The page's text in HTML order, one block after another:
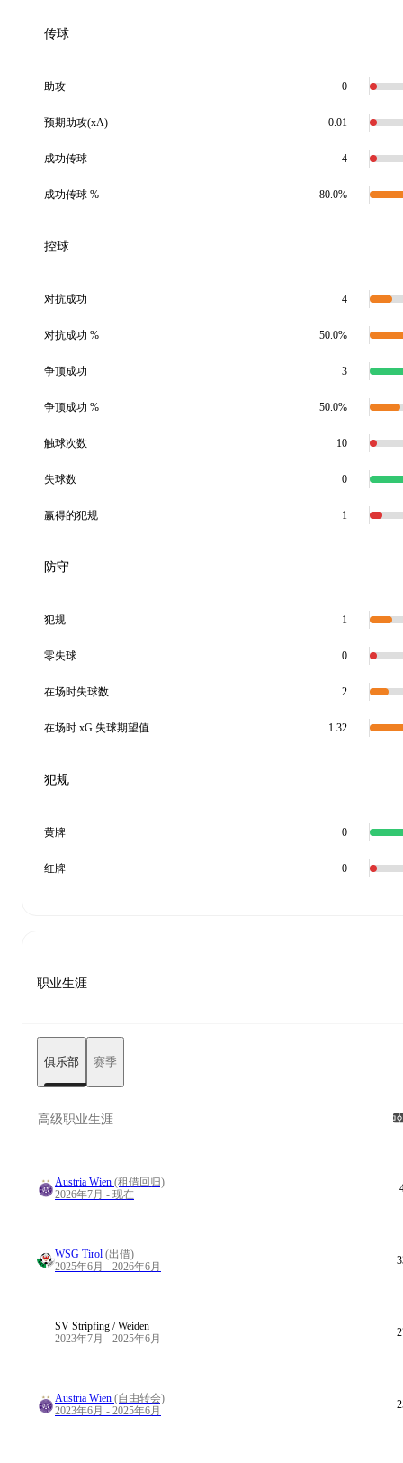
传球
助攻 0
预期助攻(xA) 0.01
成功传球 4
成功传球 % 80.0%
控球
对抗成功 4
对抗成功 % 50.0%
争顶成功 3
争顶成功 % 50.0%
触球次数 10
失球数 0
赢得的犯规 1
防守
犯规 1
零失球 0
在场时失球数 2
在场时 xG 失球期望值 1.32
犯规
黄牌 0
红牌 0
职业生涯
俱乐部 赛季
高级职业生涯
Austria Wien (租借回归)
2026年7月 - 现在
WSG Tirol (出借)
2025年6月 - 2026年6月
SV Stripfing / Weiden
2023年7月 - 2025年6月
Austria Wien (自由转会)
2023年6月 - 2025年6月